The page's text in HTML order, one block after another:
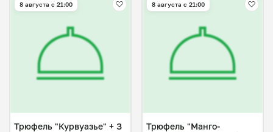
8 августа с 21:00
Трюфель "Курвуазье" + З
8 августа с 21:00
Трюфель "Манго-